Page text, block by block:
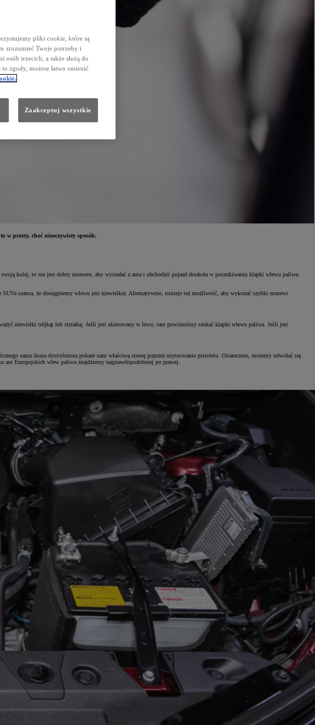
w prosty, choć nieoczywisty sposób.
kolej, to nie jest dobry moment, aby wysiadać z auta i obchodzić pojazd dookoła w poszukiwaniu klapki wlewu paliwa.
szansa, że dosięgniemy wlewu jest niewielka). Alternatywnie, istnieje też możliwość, aby wykonać szybki manewr
niewielki trójkąt lub strzałkę. Jeśli jest skierowany w lewo, tam powinniśmy szukać klapki wlewu paliwa. Jeśli jest
sama ikona dystrybutora pokaże nam właściwą stronę poprzez usytuowanie pistoletu. Ostatecznie, możemy odwołać się
Europejskich wlew paliwa znajdziemy najprawdopodobniej po prawej.
pliki cookie, które są
zrozumieć Twoje potrzeby i
osób trzecich, a także służą do
zgody, możesz łatwo zmienić
Zaakceptuj wszystkie